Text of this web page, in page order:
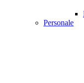
Personale